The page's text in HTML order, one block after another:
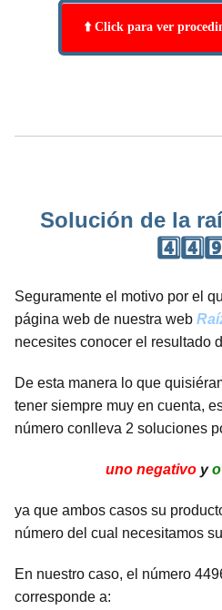
⬆️ Click para ver
Solución de la
Seguramente el motivo por el
página web de nuestra web
necesites conocer el resultado
De esta manera lo que
tener siempre muy en cuenta,
número conlleva 2 soluciones
uno negativoy
ya que ambos casos su
número del cual necesitamos
En nuestro caso, el número
corresponde a: